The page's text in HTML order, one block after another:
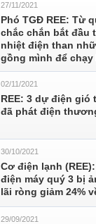
27/11/2021
Phó TGĐ REE: Từ
chắc chắn bắt đầu
nhiệt điện than
gồng mình để
02/11/2021
REE: 3 dự điện gió
đã phát điện
30/10/2021
Cơ điện lạnh
điện máy quý 3 bị
lãi ròng giảm 24%
29/09/2021